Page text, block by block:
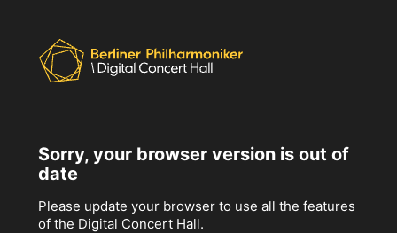
Sorry, your browser version is out of
date
Please update your browser to use all the features
of the Digital Concert Hall.